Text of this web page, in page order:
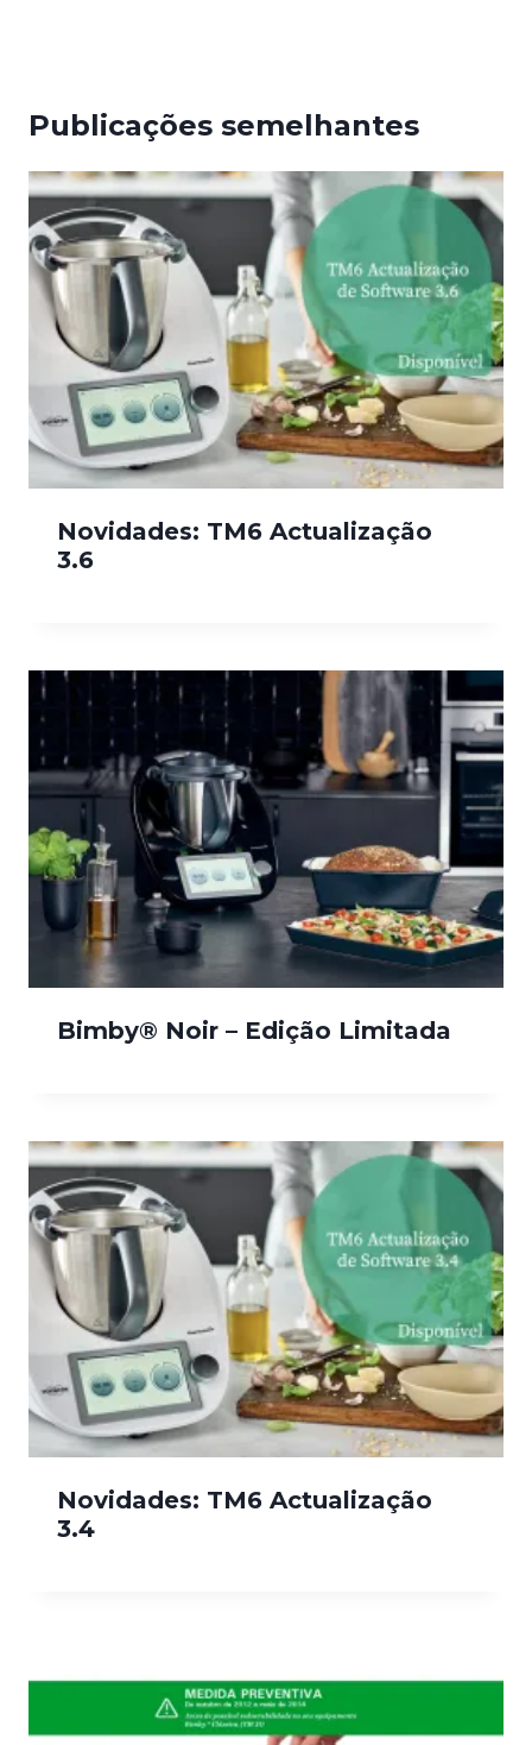
Publicações semelhantes
Novidades: TM6 Actualização
3.6
Bimby® Noir – Edição Limitada
Novidades: TM6 Actualização
3.4